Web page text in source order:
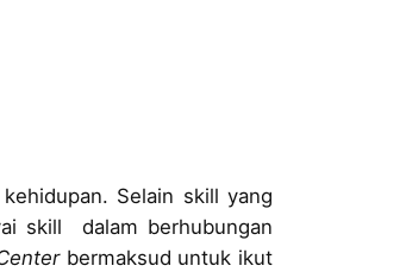
Selain skill yang
skill dalam berhubungan
bermaksud untuk ikut